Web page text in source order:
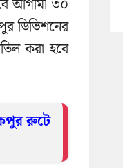
আগামী ৩০
ডিভিশনের
করা হবে
রুটে